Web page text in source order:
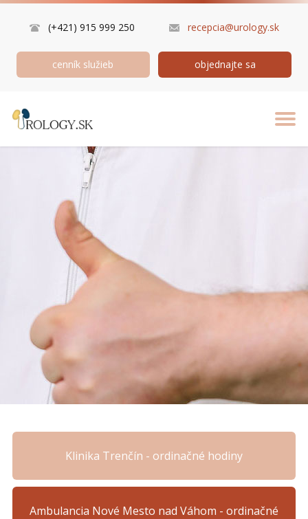
(+421) 915 999 250 recepcia@urology.sk
cenník služieb objednajte sa
Klinika Trenčín - ordinačné hodiny
Ambulancia Nové Mesto nad Váhom - ordinačné